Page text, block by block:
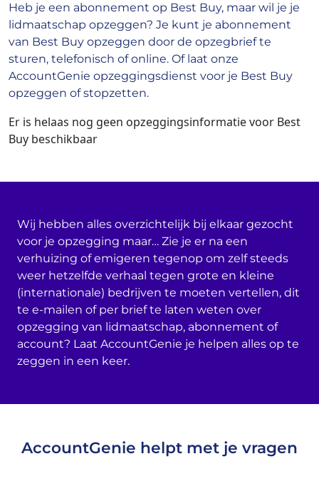
Heb je een abonnement op Best Buy, maar wil je je
lidmaatschap opzeggen? Je kunt je abonnement
van Best Buy opzeggen door de opzegbrief te
sturen, telefonisch of online. Of laat onze
AccountGenie opzeggingsdienst voor je Best Buy
opzeggen of stopzetten.
Er is helaas nog geen opzeggingsinformatie voor Best
Buy beschikbaar
Wij hebben alles overzichtelijk bij elkaar gezocht
voor je opzegging maar… Zie je er na een
verhuizing of emigeren tegenop om zelf steeds
weer hetzelfde verhaal tegen grote en kleine
(internationale) bedrijven te moeten vertellen, dit
te e-mailen of per brief te laten weten over
opzegging van lidmaatschap, abonnement of
account? Laat AccountGenie je helpen alles op te
zeggen in een keer.
AccountGenie helpt met je vragen